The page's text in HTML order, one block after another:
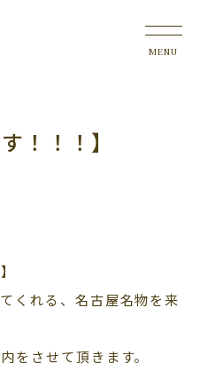
！！！】
くれる、名古屋名物を来
をさせて頂きます。